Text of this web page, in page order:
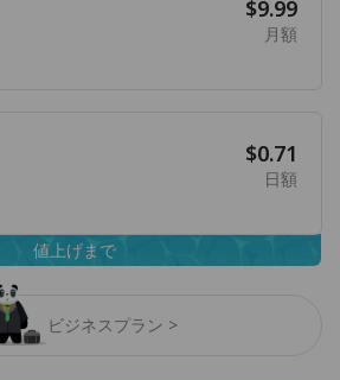
ビジネスプラン >
$9.99
月額
$0.71
日額
値上げまで